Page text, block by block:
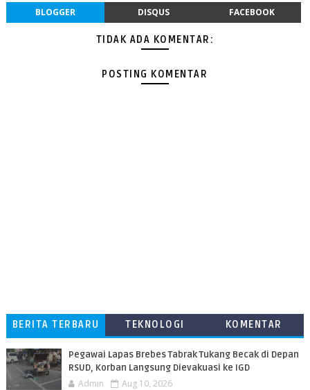
BLOGGER DISQUS FACEBOOK
TIDAK ADA KOMENTAR:
POSTING KOMENTAR
BERITA TERBARU TEKNOLOGI
KOMENTAR
Pegawai Lapas Brebes Tabrak Tukang Becak di Depan
RSUD, Korban Langsung Dievakuasi ke IGD
Admin Aug 10, 2026